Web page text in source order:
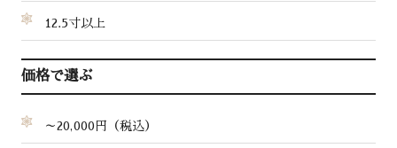
12.5寸以上
価格で選ぶ
～20,000円（税込）